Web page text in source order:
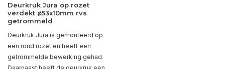
Deurkruk Jura op rozet
verdekt ø53x10mm rvs
getrommeld
Deurkruk Jura is gemonteerd op
een rond rozet en heeft een
getrommelde bewerking gehad.